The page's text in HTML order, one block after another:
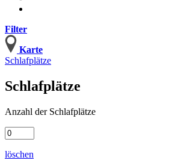
Filter
Karte
Schlafplätze
Schlafplätze
Anzahl der Schlafplätze
löschen